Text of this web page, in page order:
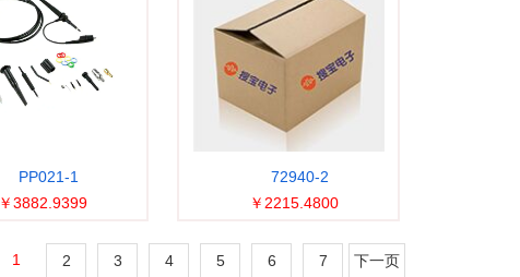
PP021-1
￥3882.9399
72940-2
￥2215.4800
1 2 3 4 5 6 7 下一页